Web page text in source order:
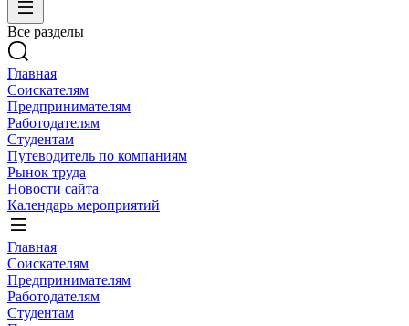
Все разделы
Главная
Соискателям
Предпринимателям
Работодателям
Студентам
Путеводитель по компаниям
Рынок труда
Новости сайта
Календарь мероприятий
Главная
Соискателям
Предпринимателям
Работодателям
Студентам